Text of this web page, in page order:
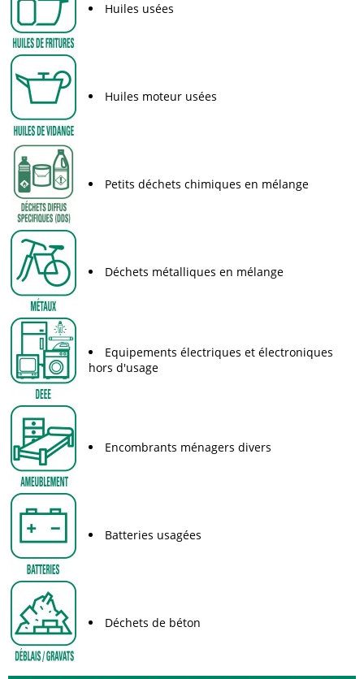
Huiles usées
Huiles moteur usées
Petits déchets chimiques en mélange
Déchets métalliques en mélange
Equipements électriques et électroniques
hors d'usage
Encombrants ménagers divers
Batteries usagées
Déchets de béton